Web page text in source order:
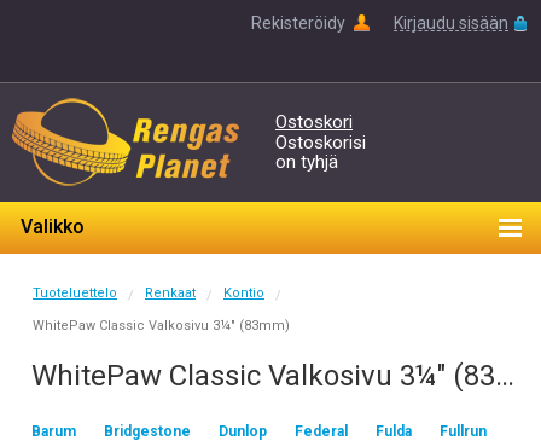
Rekisteröidy Kirjaudu sisään
Ostoskori
Ostoskorisi
on tyhjä
Valikko
Tuoteluettelo / Renkaat / Kontio
/
WhitePaw Classic Valkosivu 3¼" (83mm)
WhitePaw Classic Valkosivu 3¼" (83mm)
Barum Bridgestone Dunlop Federal Fulda Fullrun